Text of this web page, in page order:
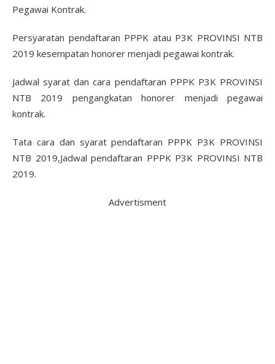
Pegawai Kontrak.
Persyaratan pendaftaran PPPK atau P3K PROVINSI NTB
2019 kesempatan honorer menjadi pegawai kontrak.
Jadwal syarat dan cara pendaftaran PPPK P3K PROVINSI
NTB 2019 pengangkatan honorer menjadi pegawai
kontrak.
Tata cara dan syarat pendaftaran PPPK P3K PROVINSI
NTB 2019,Jadwal pendaftaran PPPK P3K PROVINSI NTB
2019.
Advertisment